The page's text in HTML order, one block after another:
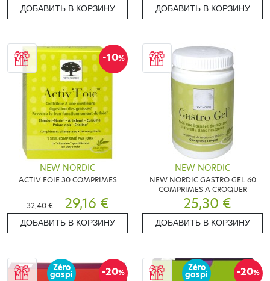
ДОБАВИТЬ В КОРЗИНУ ДОБАВИТЬ В КОРЗИНУ
-10%
NEW NORDIC
ACTIV FOIE 30 COMPRIMES
32,40 € 29,16 €
ДОБАВИТЬ В КОРЗИНУ
NEW NORDIC
NEW NORDIC GASTRO GEL 60
COMPRIMES A CROQUER
25,30 €
ДОБАВИТЬ В КОРЗИНУ
-20%
Zéro
gaspi -20%
Zéro
gaspi